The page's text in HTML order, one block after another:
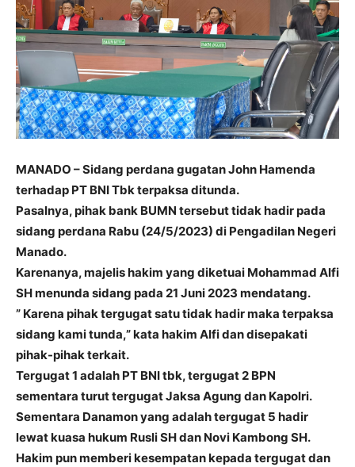
MANADO – Sidang perdana gugatan John Hamenda
terhadap PT BNI Tbk terpaksa ditunda.
Pasalnya, pihak bank BUMN tersebut tidak hadir pada
sidang perdana Rabu (24/5/2023) di Pengadilan Negeri
Manado.
Karenanya, majelis hakim yang diketuai Mohammad Alfi
SH menunda sidang pada 21 Juni 2023 mendatang.
” Karena pihak tergugat satu tidak hadir maka terpaksa
sidang kami tunda,” kata hakim Alfi dan disepakati
pihak-pihak terkait.
Tergugat 1 adalah PT BNI tbk, tergugat 2 BPN
sementara turut tergugat Jaksa Agung dan Kapolri.
Sementara Danamon yang adalah tergugat 5 hadir
lewat kuasa hukum Rusli SH dan Novi Kambong SH.
Hakim pun memberi kesempatan kepada tergugat dan